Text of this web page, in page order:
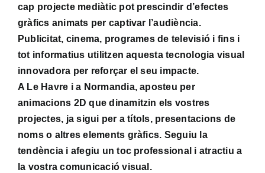
cap projecte mediàtic pot prescindir d’efectes
gràfics animats per captivar l’audiència.
Publicitat, cinema, programes de televisió i fins i
tot informatius utilitzen aquesta tecnologia visual
innovadora per reforçar el seu impacte.
A Le Havre i a Normandia, aposteu per
animacions 2D que dinamitzin els vostres
projectes, ja sigui per a títols, presentacions de
noms o altres elements gràfics. Seguiu la
tendència i afegiu un toc professional i atractiu a
la vostra comunicació visual.